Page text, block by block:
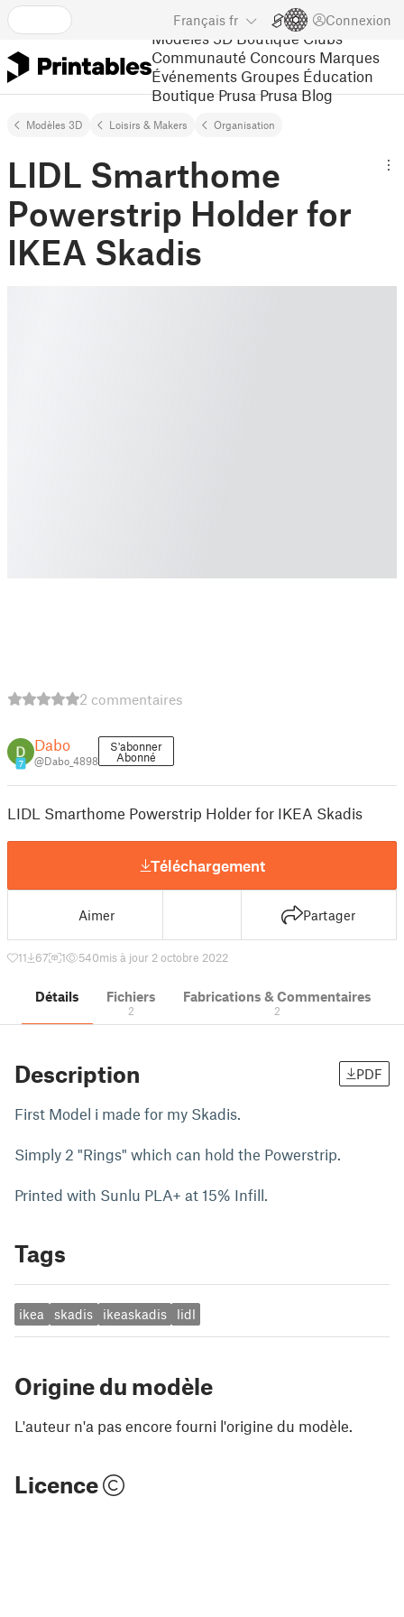
Français fr Connexion
Modèles 3D Boutique Clubs
Communauté Concours Marques
Événements Groupes Éducation
Boutique Prusa Prusa Blog
Modèles 3D Loisirs & Makers Organisation
LIDL Smarthome
Powerstrip Holder for
IKEA Skadis
2 commentaires
7
Dabo
@Dabo_4898
S'abonner
Abonné
LIDL Smarthome Powerstrip Holder for IKEA Skadis
Téléchargement
Aimer Partager
11 67 1 540mis à jour 2 octobre 2022
Détails Fichiers
2
Fabrications & Commentaires
2
Description PDF
First Model i made for my Skadis.
Simply 2 "Rings" which can hold the Powerstrip.
Printed with Sunlu PLA+ at 15% Infill.
Tags
ikea skadis ikeaskadis lidl
Origine du modèle
L'auteur n'a pas encore fourni l'origine du modèle.
Licence